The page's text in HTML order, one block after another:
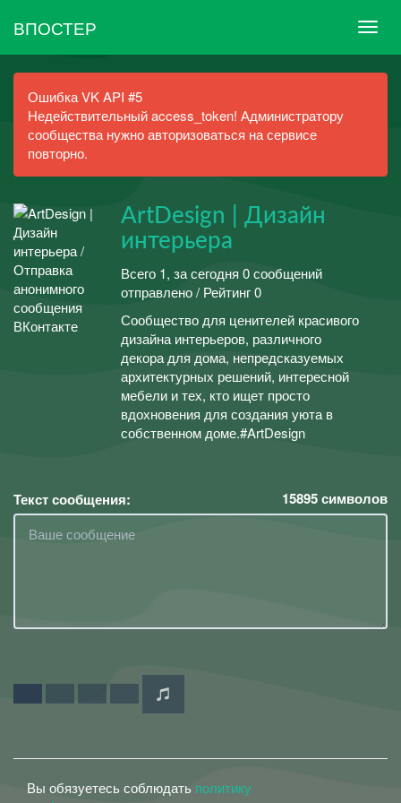
ВПОСТЕР
Ошибка VK API #5
Недействительный access_token! Администратору
сообщества нужно авторизоваться на сервисе
повторно.
ArtDesign | Дизайн
интерьера
Всего 1, за сегодня 0 сообщений
отправлено / Рейтинг 0
Сообщество для ценителей красивого
дизайна интерьеров, различного
декора для дома, непредсказуемых
архитектурных решений, интересной
мебели и тех, кто ищет просто
вдохновения для создания уюта в
собственном доме.#ArtDesign
Текст сообщения: 15895символов
Вы обязуетесь соблюдать политику